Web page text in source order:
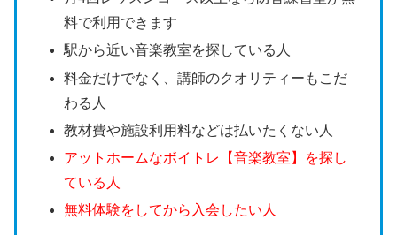
料で利用できます
駅から近い音楽教室を探している人
料金だけでなく、講師のクオリティーもこだ
わる人
教材費や施設利用料などは払いたくない人
アットホームなボイトレ【音楽教室】を探し
ている人
無料体験をしてから入会したい人